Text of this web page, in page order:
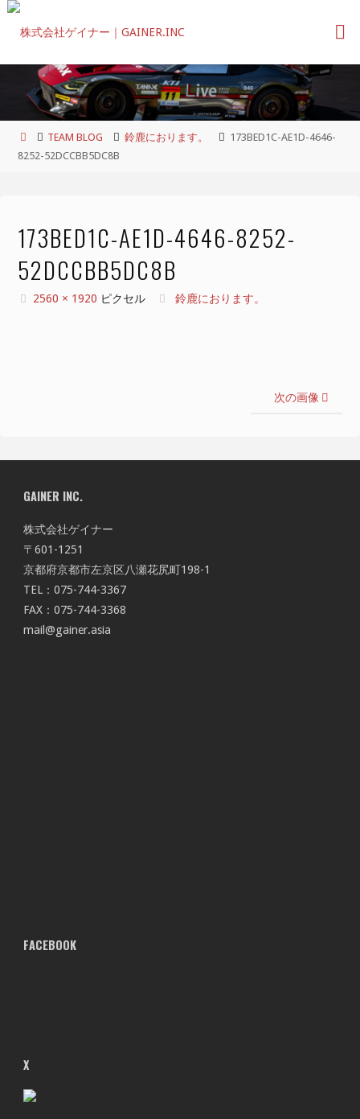
コ
ホ
ー
TEAM BLOG 鈴鹿におります。
173BED1C-AE1D-4646-
8252-52DCCBB5DC8B
173BED1C-AE1D-4646-8252-
52DCCBB5DC8B
フ
2560 × 1920 ピクセル 鈴鹿におります。
次の画像
GAINER INC.
株式会社ゲイナー
〒601-1251
京都府京都市左京区八瀬花尻町198-1
TEL：075-744-3367
FAX：075-744-3368
mail@gainer.asia
FACEBOOK
X